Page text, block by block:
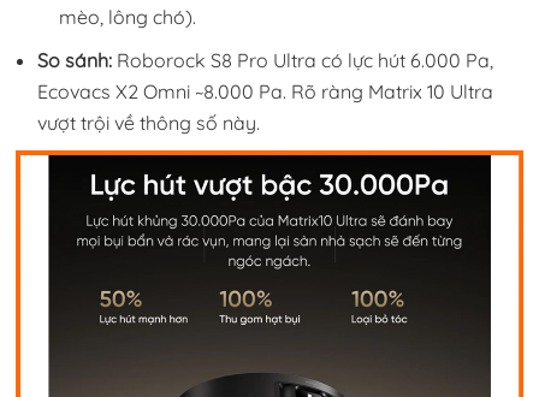
mèo, lông chó).
So sánh: Roborock S8 Pro Ultra có lực hút 6.000 Pa,
Ecovacs X2 Omni ~8.000 Pa. Rõ ràng Matrix 10 Ultra
vượt trội về thông số này.